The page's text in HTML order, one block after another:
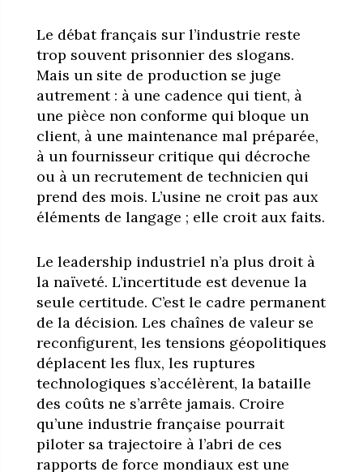
Le débat français sur l’industrie reste
trop souvent prisonnier des slogans.
Mais un site de production se juge
autrement : à une cadence qui tient, à
une pièce non conforme qui bloque un
client, à une maintenance mal préparée,
à un fournisseur critique qui décroche
ou à un recrutement de technicien qui
prend des mois. L’usine ne croit pas aux
éléments de langage ; elle croit aux faits.
Le leadership industriel n’a plus droit à
la naïveté. L’incertitude est devenue la
seule certitude. C’est le cadre permanent
de la décision. Les chaînes de valeur se
reconfigurent, les tensions géopolitiques
déplacent les flux, les ruptures
technologiques s’accélèrent, la bataille
des coûts ne s’arrête jamais. Croire
qu’une industrie française pourrait
piloter sa trajectoire à l’abri de ces
rapports de force mondiaux est une